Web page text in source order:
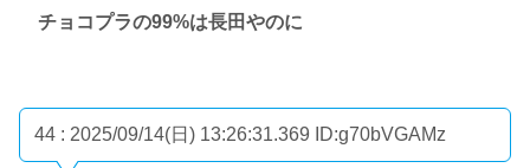
チョコプラの99%は長田やのに
44 : 2025/09/14(日) 13:26:31.369 ID:g70bVGAMz